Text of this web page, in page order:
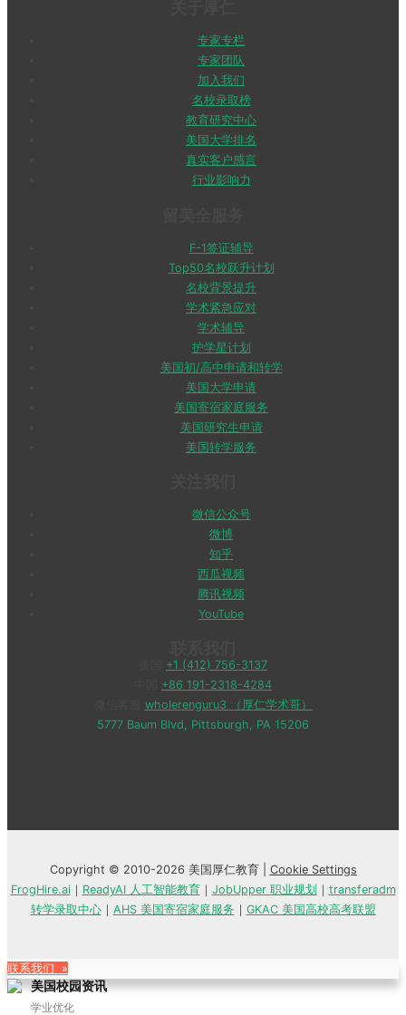
专家专栏
专家团队
加入我们
名校录取榜
教育研究中心
美国大学排名
真实客户感言
行业影响力
F-1签证辅导
Top50名校跃升计划
名校背景提升
学术紧急应对
学术辅导
护学星计划
美国初/高中申请和转学
美国大学申请
美国寄宿家庭服务
美国研究生申请
美国转学服务
微信公众号
微博
知乎
西瓜视频
腾讯视频
YouTube
+1 (412) 756-3137
+86 191-2318-4284
wholerenguru3 （厚仁学术哥）
5777 Baum Blvd, Pittsburgh, PA 15206
Copyright © 2010-2026 美国厚仁教育 | Cookie Settings
FrogHire.ai｜ ReadyAI 人工智能教育｜ JobUpper 职业规划 ｜ transferadm
转学录取中心｜ AHS 美国寄宿家庭服务 ｜ GKAC 美国高校高考联盟
联系我们 »
美国校园资讯
学业优化